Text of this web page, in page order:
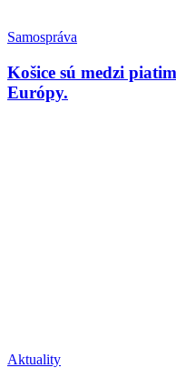
Samospráva
Košice sú medzi
Európy.
Aktuality